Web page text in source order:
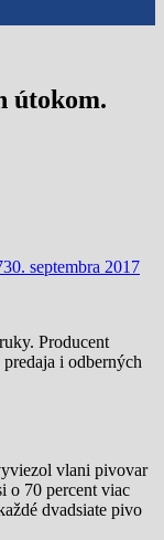
útokom.
30. septembra 2017
Producent
i odberných
vlani pivovar
o 70 percent viac
dvadsiate pivo